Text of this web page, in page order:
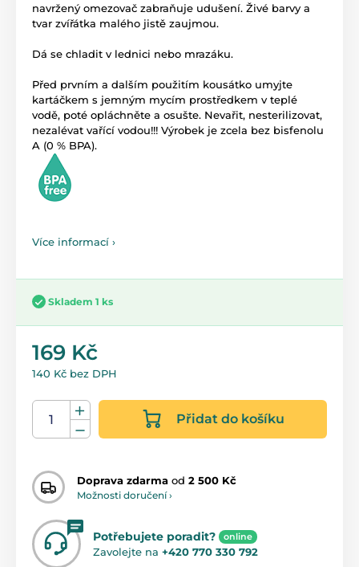
navržený omezovač zabraňuje udušení. Živé barvy a
tvar zvířátka malého jistě zaujmou.
Dá se chladit v lednici nebo mrazáku.
Před prvním a dalším použitím kousátko umyjte
kartáčkem s jemným mycím prostředkem v teplé
vodě, poté opláchněte a osušte. Nevařit, nesterilizovat,
nezalévat vařící vodou!!! Výrobek je zcela bez bisfenolu
A (0 % BPA).
Více informací ›
Skladem 1 ks
169 Kč
140 Kč bez DPH
Přidat do košíku
Doprava zdarma od 2 500 Kč
Možnosti doručení ›
Potřebujete poradit? online
Zavolejte na +420 770 330 792